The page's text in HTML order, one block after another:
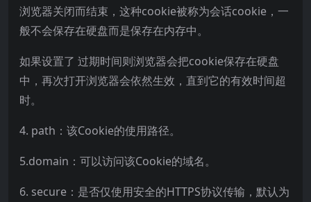
浏览器关闭而结束，这种cookie被称为会话cookie，一
般不会保存在硬盘而是保存在内存中。
如果设置了 过期时间则浏览器会把cookie保存在硬盘
中，再次打开浏览器会依然生效，直到它的有效时间超
时。
4. path：该Cookie的使用路径。
5.domain：可以访问该Cookie的域名。
6. secure：是否仅使用安全的HTTPS协议传输，默认为